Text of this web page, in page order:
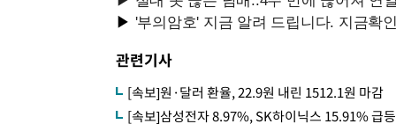
관련기사
[속보]원·달러 환율, 22.9원 내린 1512.1원 마감
[속보]삼성전자 8.97%, SK하이닉스 15.91% 급